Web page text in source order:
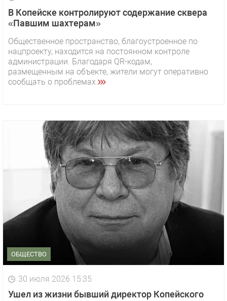
В Копейске контролируют содержание сквера
«Павшим шахтерам»
Общественное пространство, благоустроенное по
нацпроекту, находится на постоянном контроле
администрации. Благодаря QR-кодам,
размещенным на объекте, жители могут оперативно
сообщать о проблемах.
ОБЩЕСТВО
30 июля 2026 15:35
Ушел из жизни бывший директор Копейского